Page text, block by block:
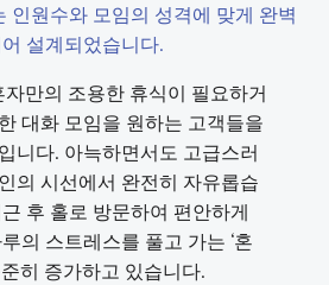
인원수와 모임의 성격에 맞게 완벽
설계되었습니다.
자만의 조용한 휴식이 필요하거
대화 모임을 원하는 고객들을
니다. 아늑하면서도 고급스러
의 시선에서 완전히 자유롭습
후 홀로 방문하여 편안하게
의 스트레스를 풀고 가는 ‘혼
히 증가하고 있습니다.